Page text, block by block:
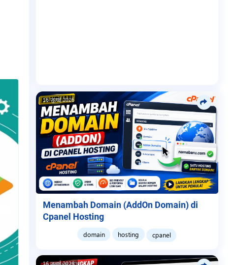
16 जुलाई 2026
Menambah Domain (AddOn Domain) di
Cpanel Hosting
domain hosting cpanel